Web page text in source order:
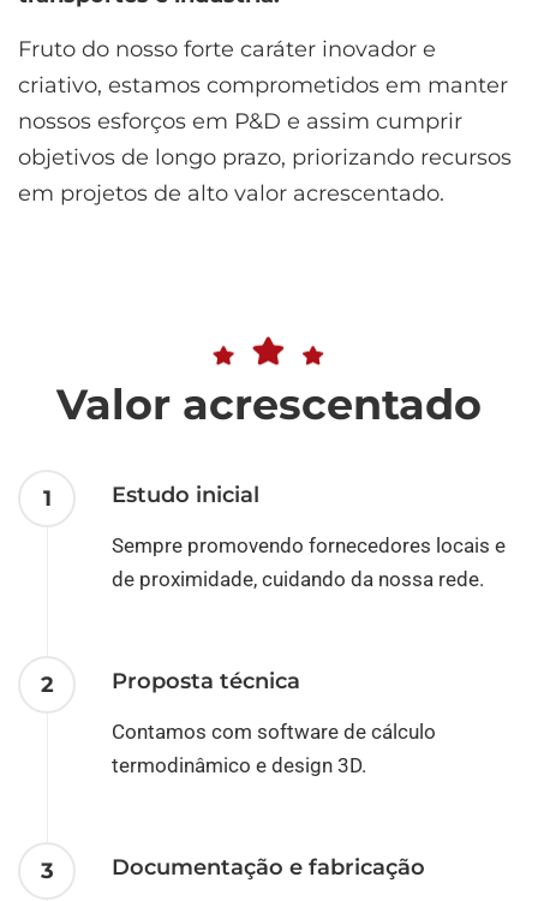
Fruto do nosso forte caráter inovador e
criativo, estamos comprometidos em manter
nossos esforços em P&D e assim cumprir
objetivos de longo prazo, priorizando recursos
em projetos de alto valor acrescentado.
Valor acrescentado
1 Estudo inicial
Sempre promovendo fornecedores locais e
de proximidade, cuidando da nossa rede.
2 Proposta técnica
Contamos com software de cálculo
termodinâmico e design 3D.
3 Documentação e fabricação